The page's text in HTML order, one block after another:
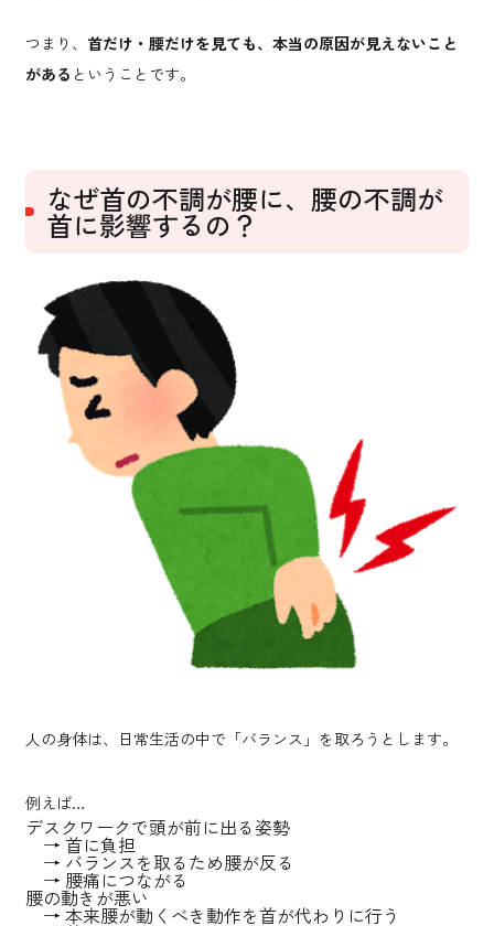
つまり、 首だけ・腰だけを見ても、本当の原因が見えないこと
がある ということです。
なぜ首の不調が腰に、腰の不調が
首に影響するの？
人の身体は、日常生活の中で「バランス」を取ろうとします。
例えば…
デスクワークで頭が前に出る姿勢
→ 首に負担
→ バランスを取るため腰が反る
→ 腰痛につながる
腰の動きが悪い
→ 本来腰が動くべき動作を首が代わりに行う